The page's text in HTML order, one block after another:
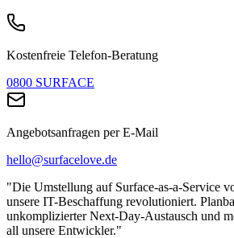
Kostenfreie Telefon-Beratung
0800 SURFACE
Angebotsanfragen per E-Mail
hello@surfacelove.de
"Die Umstellung auf Surface-as-a-Service
unsere IT-Beschaffung revolutioniert.
unkomplizierter Next-Day-Austausch und
all unsere Entwickler."